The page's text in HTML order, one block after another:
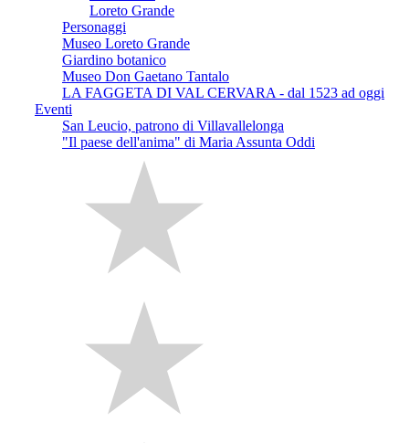
Loreto Grande
Personaggi
Museo Loreto Grande
Giardino botanico
Museo Don Gaetano Tantalo
LA FAGGETA DI VAL CERVARA - dal 1523 ad oggi
Eventi
San Leucio, patrono di Villavallelonga
"Il paese dell'anima" di Maria Assunta Oddi